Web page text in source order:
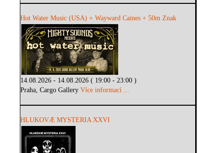
Hot Water Music (USA) + Wayward Caines + 50m Znak
14.08.2026 - 14.08.2026 ( 19:00 - 23:00 )
Praha, Cargo GalleryVíce informací ...
HLUKOVÆ MYSTERIA XXVI